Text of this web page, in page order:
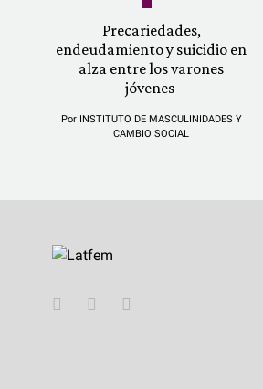
Precariedades,
endeudamiento y suicidio en
alza entre los varones
jóvenes
Por INSTITUTO DE MASCULINIDADES Y
CAMBIO SOCIAL